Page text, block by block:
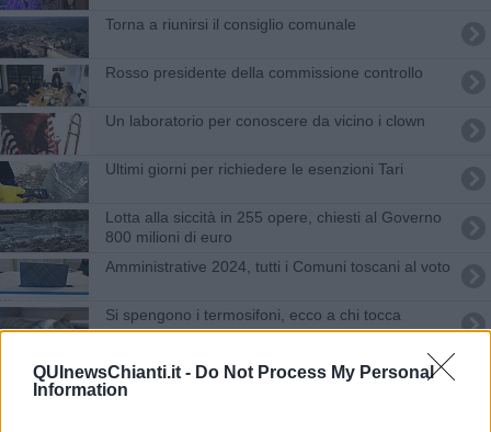
QUInewsChianti.it - Do Not Process My Personal
Information
Torna a riunirsi il consiglio comunale
Rosso presidente della commissione controllo
Un laboratorio per conoscere da vicino i clown
Ultimi giorni per richiedere le esenzioni Tari
Lotta alla siccità in 255 opere, chiesti al Governo
800 milioni di euro
Amministrative 2024, tutti i Comuni toscani al voto
Si spengono i termosifoni, ecco a chi tocca
Termosifoni, le date di accensione Comune per
Comune